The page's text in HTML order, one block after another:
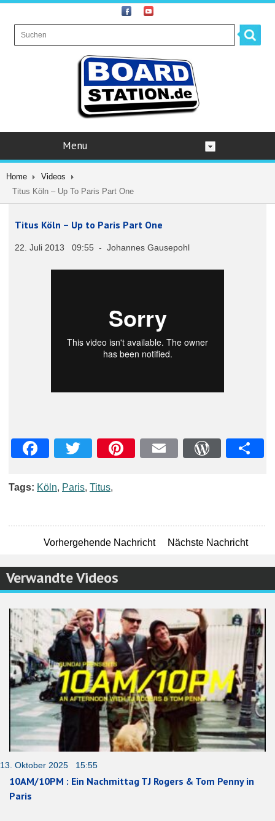
Menu
Home
Videos
Titus Köln – Up To Paris Part One
Titus Köln – Up to Paris Part One
22. Juli 2013 09:55 - Johannes Gausepohl
Tags: Köln, Paris, Titus,
Vorhergehende Nachricht Nächste Nachricht
Verwandte Videos
13. Oktober 2025 15:55
10AM/10PM : Ein Nachmittag TJ Rogers & Tom Penny in
Paris